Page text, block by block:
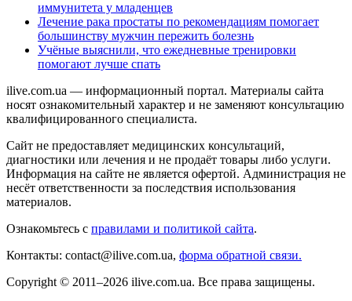
иммунитета у младенцев
Лечение рака простаты по рекомендациям помогает
большинству мужчин пережить болезнь
Учёные выяснили, что ежедневные тренировки
помогают лучше спать
ilive.com.ua — информационный портал. Материалы сайта
носят ознакомительный характер и не заменяют консультацию
квалифицированного специалиста.
Сайт не предоставляет медицинских консультаций,
диагностики или лечения и не продаёт товары либо услуги.
Информация на сайте не является офертой. Администрация не
несёт ответственности за последствия использования
материалов.
Ознакомьтесь с правилами и политикой сайта.
Контакты: contact@ilive.com.ua, форма обратной связи.
Copyright © 2011–2026 ilive.com.ua. Все права защищены.